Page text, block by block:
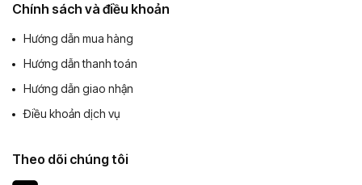
Chính sách và điều khoản
Hướng dẫn mua hàng
Hướng dẫn thanh toán
Hướng dẫn giao nhận
Điều khoản dịch vụ
Theo dõi chúng tôi